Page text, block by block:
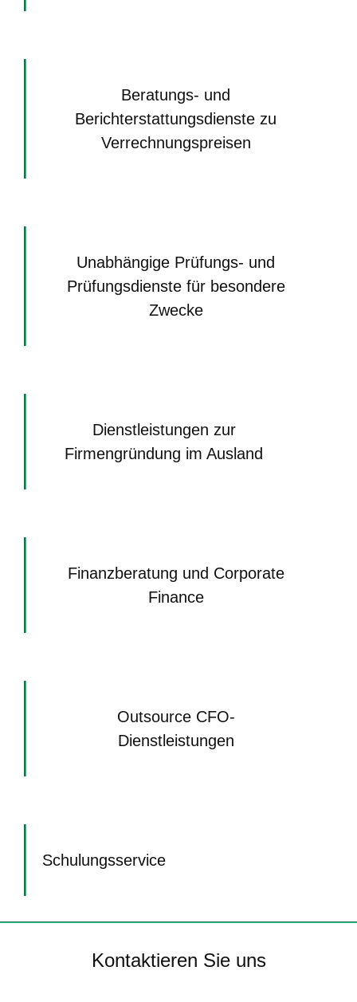
Beratungs- und
Berichterstattungsdienste zu
Verrechnungspreisen
Unabhängige Prüfungs- und
Prüfungsdienste für besondere
Zwecke
Dienstleistungen zur
Firmengründung im Ausland
Finanzberatung und Corporate
Finance
Outsource CFO-
Dienstleistungen
Schulungsservice
Kontaktieren Sie uns